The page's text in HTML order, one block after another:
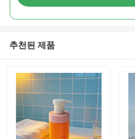
추천된 제품